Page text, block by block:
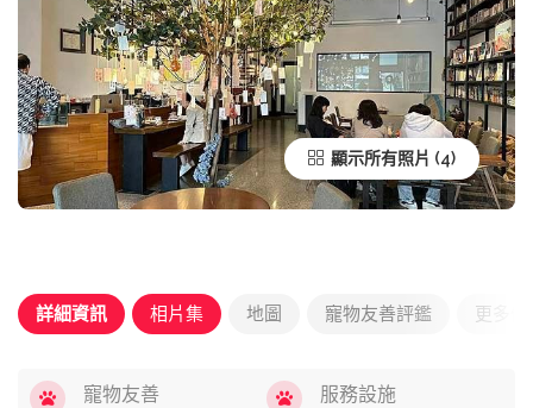
顯示所有照片
詳細資訊 相片集 地圖 寵物友善評鑑 更多優
寵物友善
服務設施